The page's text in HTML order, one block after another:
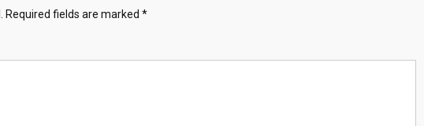
Required fields are marked *